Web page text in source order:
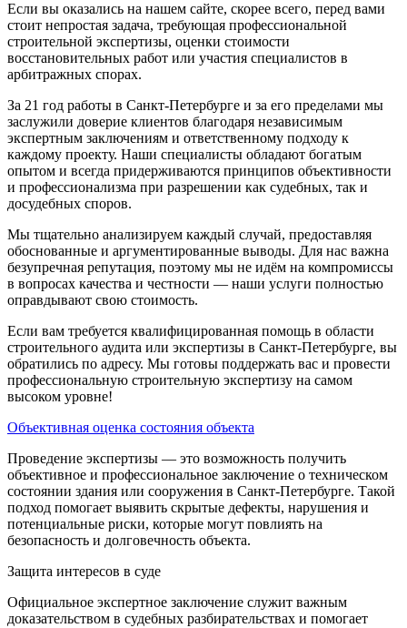
Если вы оказались на нашем сайте, скорее всего, перед вами
стоит непростая задача, требующая профессиональной
строительной экспертизы, оценки стоимости
восстановительных работ или участия специалистов в
арбитражных спорах.
За 21 год работы в Санкт-Петербурге и за его пределами мы
заслужили доверие клиентов благодаря независимым
экспертным заключениям и ответственному подходу к
каждому проекту. Наши специалисты обладают богатым
опытом и всегда придерживаются принципов объективности
и профессионализма при разрешении как судебных, так и
досудебных споров.
Мы тщательно анализируем каждый случай, предоставляя
обоснованные и аргументированные выводы. Для нас важна
безупречная репутация, поэтому мы не идём на компромиссы
в вопросах качества и честности — наши услуги полностью
оправдывают свою стоимость.
Если вам требуется квалифицированная помощь в области
строительного аудита или экспертизы в Санкт-Петербурге, вы
обратились по адресу. Мы готовы поддержать вас и провести
профессиональную строительную экспертизу на самом
высоком уровне!
Объективная оценка состояния объекта
Проведение экспертизы — это возможность получить
объективное и профессиональное заключение о техническом
состоянии здания или сооружения в Санкт-Петербурге. Такой
подход помогает выявить скрытые дефекты, нарушения и
потенциальные риски, которые могут повлиять на
безопасность и долговечность объекта.
Защита интересов в суде
Официальное экспертное заключение служит важным
доказательством в судебных разбирательствах и помогает